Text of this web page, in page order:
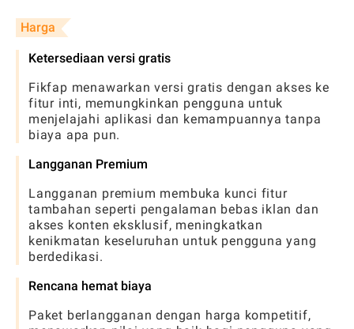
Harga
Ketersediaan versi gratis
Fikfap menawarkan versi gratis dengan akses ke
fitur inti, memungkinkan pengguna untuk
menjelajahi aplikasi dan kemampuannya tanpa
biaya apa pun.
Langganan Premium
Langganan premium membuka kunci fitur
tambahan seperti pengalaman bebas iklan dan
akses konten eksklusif, meningkatkan
kenikmatan keseluruhan untuk pengguna yang
berdedikasi.
Rencana hemat biaya
Paket berlangganan dengan harga kompetitif,